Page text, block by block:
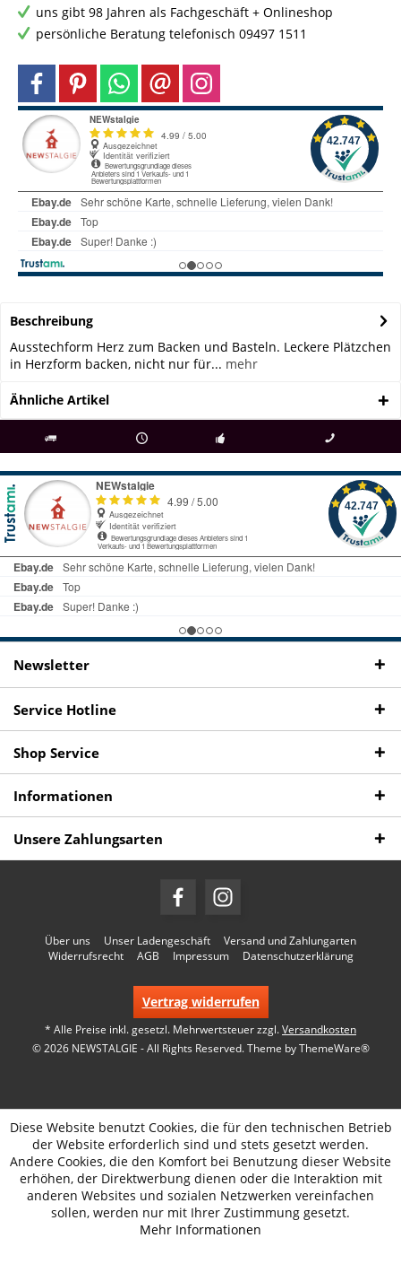
uns gibt 98 Jahren als Fachgeschäft + Onlineshop
persönliche Beratung telefonisch 09497 1511
Beschreibung
Ausstechform Herz zum Backen und Basteln. Leckere Plätzchen
in Herzform backen, nicht nur für... mehr
Ähnliche Artikel
ab € 69 Bestellwert seit 98 Jahren Fachgeschäft + telefonisch erreichbar
09497 1511
Newsletter
Service Hotline
Shop Service
Informationen
Unsere Zahlungsarten
Über uns Unser Ladengeschäft
Versand und Zahlungarten
Widerrufsrecht
AGB Impressum Datenschutzerklärung
Vertrag widerrufen
* Alle Preise inkl. gesetzl. Mehrwertsteuer zzgl.Versandkosten
© 2026 NEWSTALGIE - All Rights Reserved. Theme byThemeWare®
Diese Website benutzt Cookies, die für den technischen Betrieb
der Website erforderlich sind und stets gesetzt werden.
Andere Cookies, die den Komfort bei Benutzung dieser Website
erhöhen, der Direktwerbung dienen oder die Interaktion mit
anderen Websites und sozialen Netzwerken vereinfachen
sollen, werden nur mit Ihrer Zustimmung gesetzt.
Mehr Informationen